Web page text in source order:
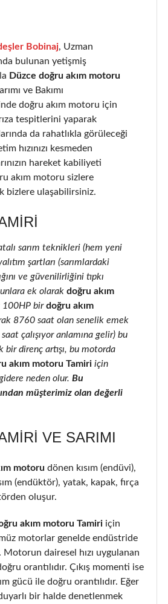
Bobinaj, Uzman
bulunan yetişmiş
Düzce doğru akım motoru
ve Bakımı
doğru akım motoru için
tespitlerini yaparak
da rahatlıkla görüleceği
hızınızı kesmeden
hareket kabiliyeti
akım motoru sizlere
bizlere ulaşabilirsiniz.
sarım teknikleri (hem yeni
şartları (sarımlardaki
ve güvenilirliğini tıpkı
ek olarak doğru akım
100HP birdoğru akım
8760 saat olan senelik emek
çalışıyor anlamına gelir) bu
bir direnç artışı, bu motorda
akım motoru Tamiri için
neden olur. Bu
müşterimiz olan değerli
VE SARIMI
motoru dönen kısım (endüvi),
(endüktör), yatak, kapak, fırça
oluşur.
akım motoru Tamiri için
motorlar genelde endüstride
Motorun dairesel hızı uygulanan
orantılıdır. Çıkış momenti ise
gücü ile doğru orantılıdır. Eğer
bir halde denetlenmek